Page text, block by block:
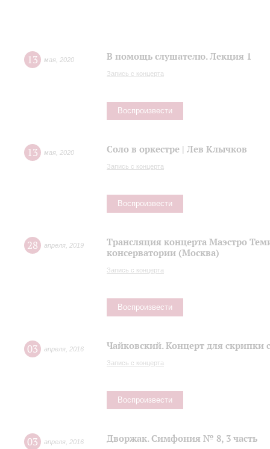
13 мая 2020 В помощь слушателю. Лекция 1
Запись с концерта
Воспроизвести
13 мая 2020 Соло в оркестре | Лев Клычков
Запись с концерта
Воспроизвести
28 апреля 2019
Трансляция концерта Маэстро
консерватории (Москва)
Запись с концерта
Воспроизвести
03 апреля 2016 Чайковский. Концерт для скрипки
Запись с концерта
Воспроизвести
03 апреля 2016 Дворжак. Симфония № 8, 3 часть